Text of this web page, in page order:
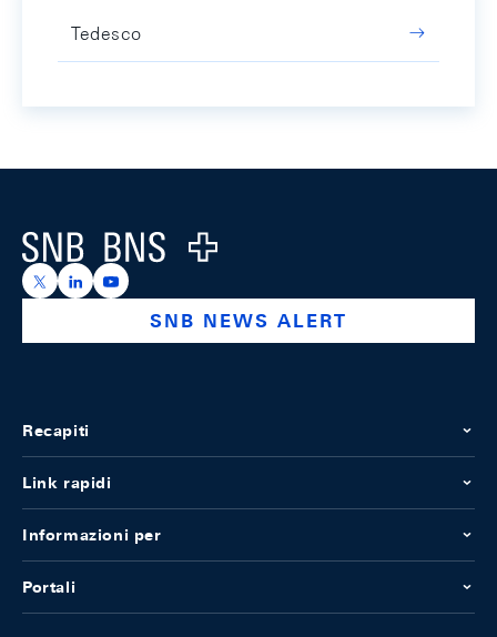
Tedesco
Logo
https://x.com/snb_bns
https://ch.linkedin.com/company/swiss-national-
https://www.youtube.com/@swissnationalbank
SNB NEWS ALERT
Recapiti
Link rapidi
Informazioni per
Portali